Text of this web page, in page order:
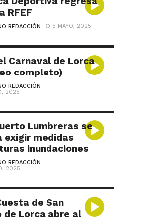
RFEF
REDACCIÓN 5 MAYO, 2025
Carnaval de Lorca
completo)
REDACCIÓN
2025
Lumbreras se
exigir medidas
inundaciones
REDACCIÓN
2025
de San
de Lorca abre al